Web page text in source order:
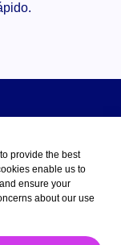
provide the best
enable us to
ensure your
about our use